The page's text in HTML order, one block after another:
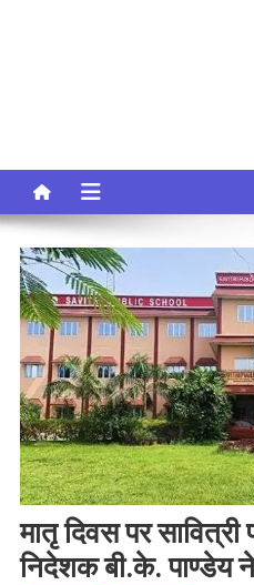
मातृ दिवस पर
निदेशक बी.के. पाण्डेय